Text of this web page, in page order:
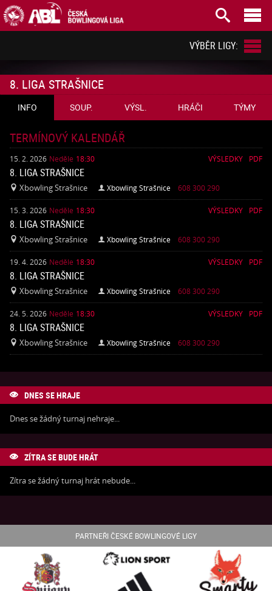
 
VÝBĚR LIGY: 
8. LIGA STRAŠNICE
INFO SOUP. VÝSL. HRÁČI TÝMY
TERMÍNOVÝ KALENDÁŘ
15. 2. 2026 Neděle 18:30
8. LIGA STRAŠNICE
 Xbowling Strašnice  Xbowling Strašnice 608 300 290
VÝSLEDKY PDF
15. 3. 2026 Neděle 18:30
8. LIGA STRAŠNICE
 Xbowling Strašnice  Xbowling Strašnice 608 300 290
VÝSLEDKY PDF
19. 4. 2026 Neděle 18:30
8. LIGA STRAŠNICE
 Xbowling Strašnice  Xbowling Strašnice 608 300 290
VÝSLEDKY PDF
24. 5. 2026 Neděle 18:30
8. LIGA STRAŠNICE
 Xbowling Strašnice  Xbowling Strašnice 608 300 290
VÝSLEDKY PDF
 DNES SE HRAJE
Dnes se žádný turnaj nehraje...
 ZÍTRA SE BUDE HRÁT
Zítra se žádný turnaj hrát nebude...
PARTNEŘI ČESKÉ BOWLINGOVÉ LIGY